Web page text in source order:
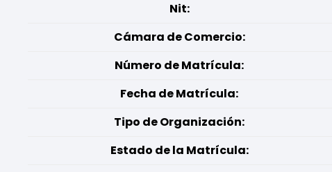
Nit:
Cámara de Comercio:
Número de Matrícula:
Fecha de Matrícula:
Tipo de Organización:
Estado de la Matrícula: